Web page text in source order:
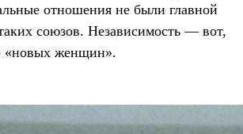
отношения не были главной
союзов. Независимость — вот,
«новых женщин».